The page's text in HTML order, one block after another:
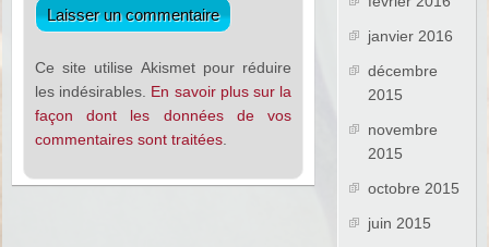
Ce site utilise Akismet pour réduire
les indésirables. En savoir plus sur la
façon dont les données de vos
commentaires sont traitées
janvier 2016
décembre
2015
novembre
2015
octobre 2015
juin 2015